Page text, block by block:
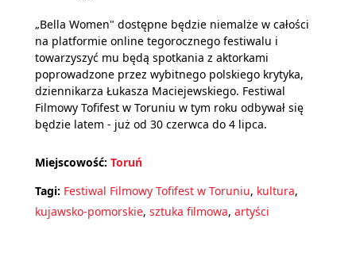
„Bella Women" dostępne będzie niemalże w całości
na platformie online tegorocznego festiwalu i
towarzyszyć mu będą spotkania z aktorkami
poprowadzone przez wybitnego polskiego krytyka,
dziennikarza Łukasza Maciejewskiego. Festiwal
Filmowy Tofifest w Toruniu w tym roku odbywał się
będzie latem - już od 30 czerwca do 4 lipca.
Miejscowość: Toruń
Tagi: Festiwal Filmowy Tofifest w Toruniu, kultura,
kujawsko-pomorskie, sztuka filmowa, artyści